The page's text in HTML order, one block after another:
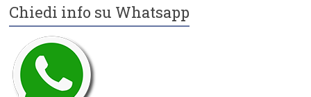
Chiedi info su Whatsapp